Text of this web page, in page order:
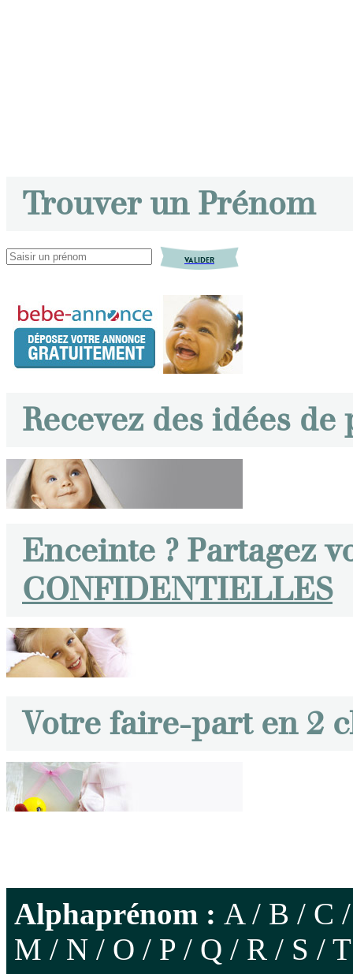
Trouver un Prénom
VALIDER
Recevez des idées
Enceinte ? Partagez
CONFIDENTIELLES
Votre faire-part en 2
Alphaprénom : A/ B / C
M / N / O / P / Q / R / S / T